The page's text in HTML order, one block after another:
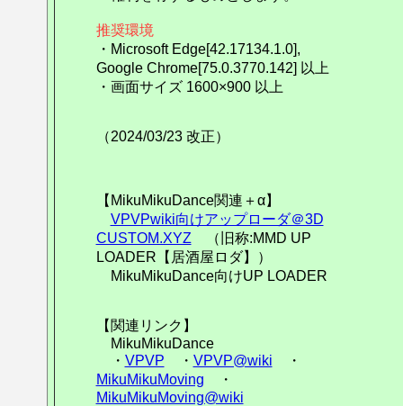
推奨環境
・Microsoft Edge[42.17134.1.0],
Google Chrome[75.0.3770.142] 以上
・画面サイズ 1600×900 以上
（2024/03/23 改正）
【MikuMikuDance関連＋α】
VPVPwiki向けアップローダ＠3D
CUSTOM.XYZ （旧称:MMD UP
LOADER【居酒屋ロダ】）
MikuMikuDance向けUP LOADER
【関連リンク】
MikuMikuDance
・ VPVP ・ VPVP@wiki ・
MikuMikuMoving ・
MikuMikuMoving@wiki